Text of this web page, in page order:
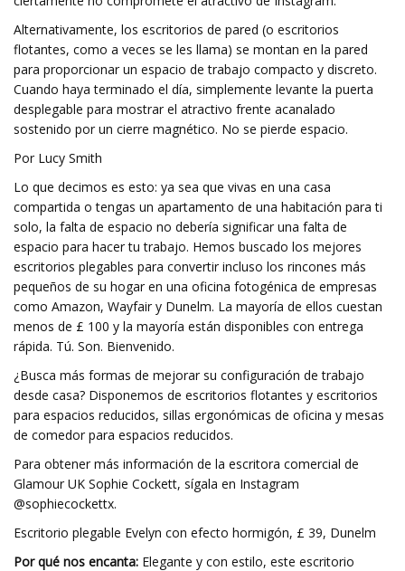
Alternativamente, los escritorios de pared (o escritorios
flotantes, como a veces se les llama) se montan en la pared
para proporcionar un espacio de trabajo compacto y discreto.
Cuando haya terminado el día, simplemente levante la puerta
desplegable para mostrar el atractivo frente acanalado
sostenido por un cierre magnético. No se pierde espacio.
Por Lucy Smith
Lo que decimos es esto: ya sea que vivas en una casa
compartida o tengas un apartamento de una habitación para ti
solo, la falta de espacio no debería significar una falta de
espacio para hacer tu trabajo. Hemos buscado los mejores
escritorios plegables para convertir incluso los rincones más
pequeños de su hogar en una oficina fotogénica de empresas
como Amazon, Wayfair y Dunelm. La mayoría de ellos cuestan
menos de £ 100 y la mayoría están disponibles con entrega
rápida. Tú. Son. Bienvenido.
¿Busca más formas de mejorar su configuración de trabajo
desde casa? Disponemos de escritorios flotantes y escritorios
para espacios reducidos, sillas ergonómicas de oficina y mesas
de comedor para espacios reducidos.
Para obtener más información de la escritora comercial de
Glamour UK Sophie Cockett, sígala en Instagram
@sophiecockettx.
Escritorio plegable Evelyn con efecto hormigón, £ 39, Dunelm
Por qué nos encanta: Elegante y con estilo, este escritorio